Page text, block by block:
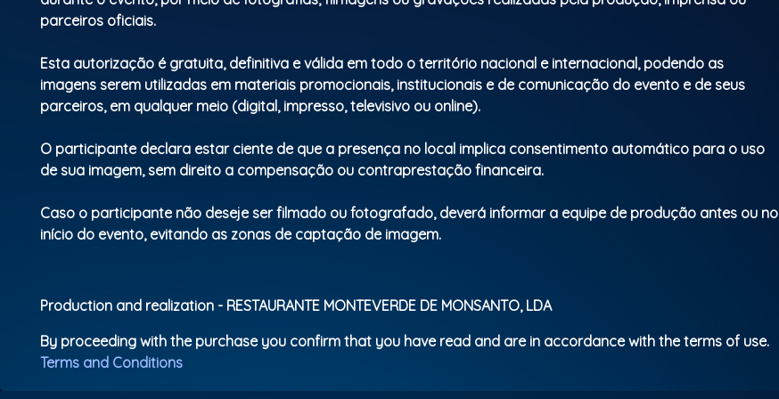
parceiros oficiais.
Esta autorização é gratuita, definitiva e válida em todo o território nacional e internacional, podendo as
imagens serem utilizadas em materiais promocionais, institucionais e de comunicação do evento e de seus
parceiros, em qualquer meio (digital, impresso, televisivo ou online).
O participante declara estar ciente de que a presença no local implica consentimento automático para o uso
de sua imagem, sem direito a compensação ou contraprestação financeira.
Caso o participante não deseje ser filmado ou fotografado, deverá informar a equipe de produção antes ou no
início do evento, evitando as zonas de captação de imagem.
Production and realization - RESTAURANTE MONTEVERDE DE MONSANTO, LDA
By proceeding with the purchase you confirm that you have read and are in accordance with the terms of use.
Terms and Conditions